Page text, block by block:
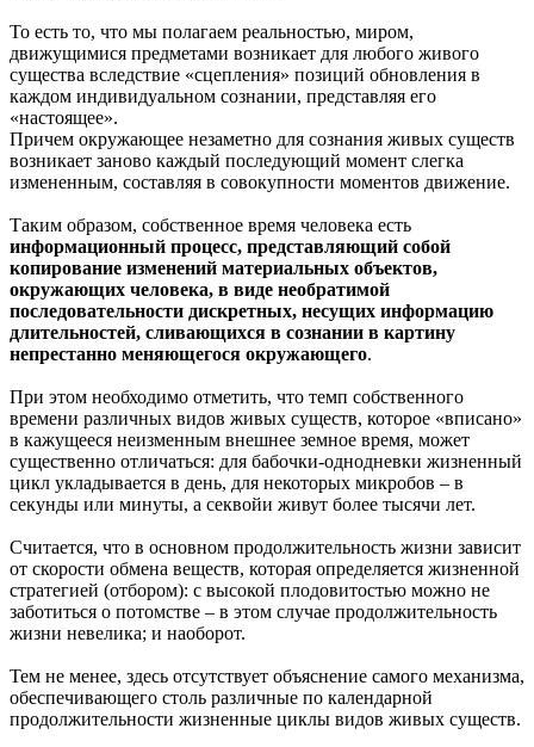
То есть то, что мы полагаем реальностью, миром,
движущимися предметами возникает для любого живого
существа вследствие «сцепления» позиций обновления в
каждом индивидуальном сознании, представляя его
«настоящее».
Причем окружающее незаметно для сознания живых существ
возникает заново каждый последующий момент слегка
измененным, составляя в совокупности моментов движение.
Таким образом, собственное время человека есть
информационный процесс, представляющий собой
копирование изменений материальных объектов,
окружающих человека, в виде необратимой
последовательности дискретных, несущих информацию
длительностей, сливающихся в сознании в картину
непрестанно меняющегося окружающего.
При этом необходимо отметить, что темп собственного
времени различных видов живых существ, которое «вписано»
в кажущееся неизменным внешнее земное время, может
существенно отличаться: для бабочки-однодневки жизненный
цикл укладывается в день, для некоторых микробов – в
секунды или минуты, а секвойи живут более тысячи лет.
Считается, что в основном продолжительность жизни зависит
от скорости обмена веществ, которая определяется жизненной
стратегией (отбором): с высокой плодовитостью можно не
заботиться о потомстве – в этом случае продолжительность
жизни невелика; и наоборот.
Тем не менее, здесь отсутствует объяснение самого механизма,
обеспечивающего столь различные по календарной
продолжительности жизненные циклы видов живых существ.